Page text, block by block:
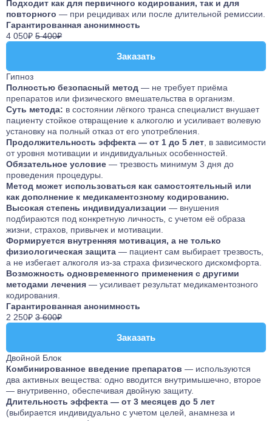
Подходит как для первичного кодирования, так и для
повторного — при рецидивах или после длительной ремиссии.
Гарантированная анонимность
4 050₽ 5 400₽
Заказать
Заказать
Гипноз
Полностью безопасный метод — не требует приёма
препаратов или физического вмешательства в организм.
Суть метода: в состоянии лёгкого транса специалист внушает
пациенту стойкое отвращение к алкоголю и усиливает волевую
установку на полный отказ от его употребления.
Продолжительность эффекта — от 1 до 5 лет , в зависимости
от уровня мотивации и индивидуальных особенностей.
Обязательное условие — трезвость минимум 3 дня до
проведения процедуры.
Метод может использоваться как самостоятельный или
как дополнение к медикаментозному кодированию.
Высокая степень индивидуализации — внушения
подбираются под конкретную личность, с учетом её образа
жизни, страхов, привычек и мотивации.
Формируется внутренняя мотивация, а не только
физиологическая защита — пациент сам выбирает трезвость,
а не избегает алкоголя из-за страха физического дискомфорта.
Возможность одновременного применения с другими
методами лечения — усиливает результат медикаментозного
кодирования.
Гарантированная анонимность
2 250₽ 3 600₽
Заказать
Заказать
Двойной Блок
Комбинированное введение препаратов — используются
два активных вещества: одно вводится внутримышечно, второе
— внутривенно, обеспечивая двойную защиту.
Длительность эффекта — от 3 месяцев до 5 лет
(выбирается индивидуально с учетом целей, анамнеза и